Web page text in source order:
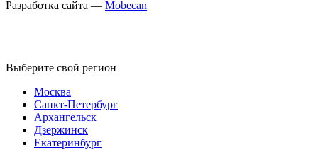
Разработка сайта — Mobecan
Выберите свой регион
Москва
Санкт-Петербург
Архангельск
Дзержинск
Екатеринбург